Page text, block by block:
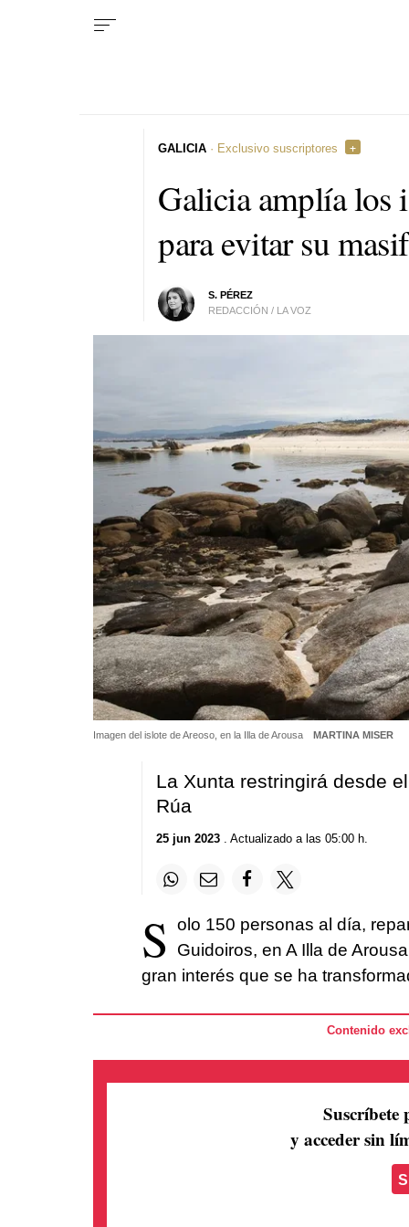
Galicia amplía los
para evitar su
S. PÉREZ
REDACCIÓN / LA VOZ
GALICIA · Exclusivo suscriptores
Imagen del islote de Areoso, en la Illa de Arousa MARTINA MISER
La Xunta restringirá desde
Rúa
25 jun 2023. Actualizado a las 05:00 h.
S
olo 150 personas al día,
Guidoiros, en A Illa de
gran interés que se ha
Contenido
Suscríbete
y acceder sin